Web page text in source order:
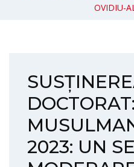
OVIDIU-
2023: UN